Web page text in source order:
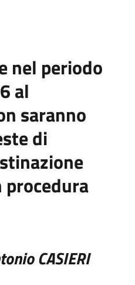
nel periodo
al
saranno
di
CASIERI